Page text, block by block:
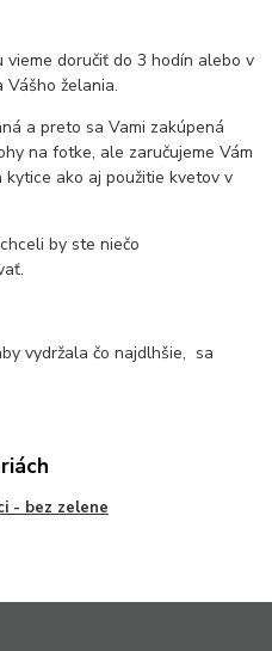
doručiť do 3 hodín alebo v
Vášho želania.
a preto sa Vami zakúpená
na fotke, ale zaručujeme Vám
ako aj použitie kvetov v
by ste niečo
vydržala čo najdlhšie, sa
- bez zelene